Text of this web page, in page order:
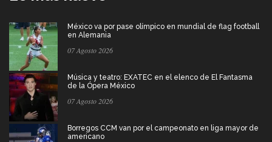
México va por pase olímpico en mundial de flag football
en Alemania
07 Agosto 2026
Música y teatro: EXATEC en el elenco de El Fantasma
de la Ópera México
07 Agosto 2026
Borregos CCM van por el campeonato en liga mayor de
americano